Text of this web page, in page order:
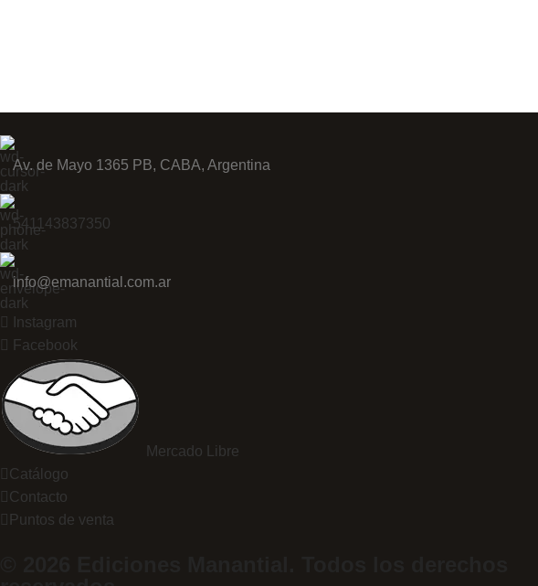
Av. de Mayo 1365 PB, CABA, Argentina
541143837350
info@emanantial.com.ar
Instagram
Facebook
Mercado Libre
Catálogo
Contacto
Puntos de venta